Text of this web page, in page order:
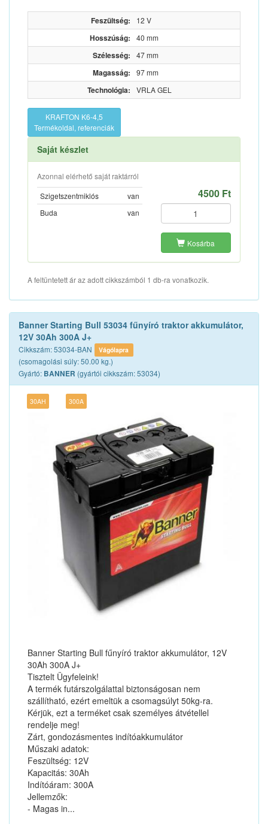
Feszültség: 12 V
Hosszúság: 40 mm
Szélesség: 47 mm
Magasság: 97 mm
Technológia: VRLA GEL
KRAFTON K6-4,5
Termékoldal, referenciák
Saját készlet
Azonnal elérhető saját raktárról
Szigetszentmiklós
van
Buda
van
4500 Ft
Kosárba
A feltüntetett ár az adott cikkszámból 1 db-ra vonatkozik.
Banner Starting Bull 53034 fűnyíró traktor akkumulátor,
12V 30Ah 300A J+
Cikkszám: 53034-BAN Vágólapra
(csomagolási súly: 50.00 kg.)
Gyártó: BANNER (gyártói cikkszám: 53034)
30AH 300A
Banner Starting Bull fűnyíró traktor akkumulátor, 12V
30Ah 300A J+
Tisztelt Ügyfeleink!
A termék futárszolgálattal biztonságosan nem
szállítható, ezért emeltük a csomagsúlyt 50kg-ra.
Kérjük, ezt a terméket csak személyes átvétellel
rendelje meg!
Zárt, gondozásmentes indítóakkumulátor
Műszaki adatok:
Feszültség: 12V
Kapacitás: 30Ah
Indítóáram: 300A
Jellemzők:
- Magas in...